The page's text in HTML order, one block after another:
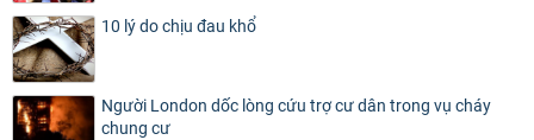
10 lý do chịu đau khổ
Người London dốc lòng cứu trợ cư dân trong vụ cháy
chung cư